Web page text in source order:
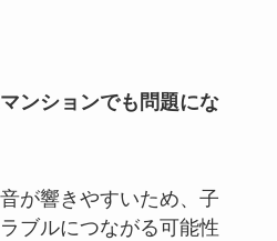
ンションでも問題にな
が響きやすいため、子
ブルにつながる可能性